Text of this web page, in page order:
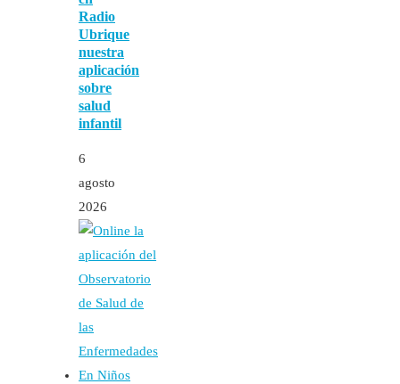
Radio
Ubrique
nuestra
aplicación
sobre
salud
infantil
6
agosto
2026